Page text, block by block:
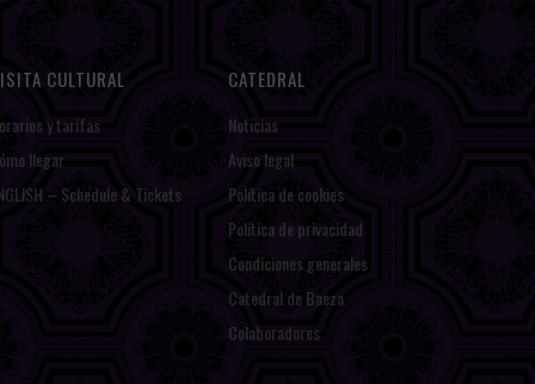
CULTURAL
y tarifas
llegar
– Schedule & Tickets
CATEDRAL
Noticias
Aviso legal
Política de cookies
Política de privacidad
Condiciones generales
Catedral de Baeza
Colaboradores